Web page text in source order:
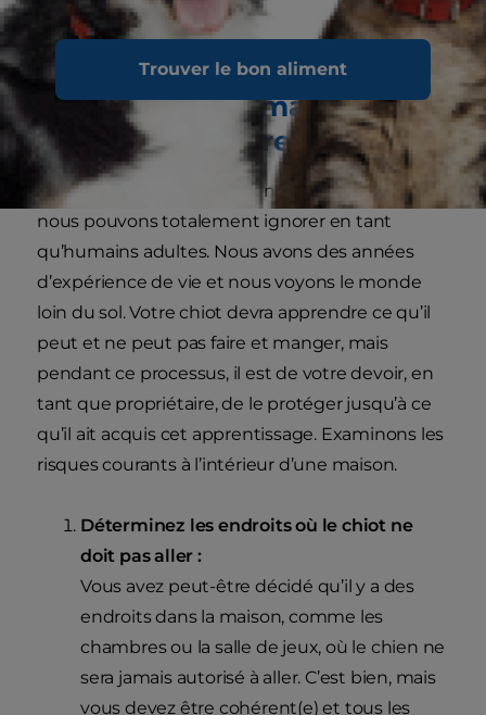
Trouver le bon aliment
Conseils essentiels pour
sécuriser votre maison afin
de protéger votre chiot
Une maison regorge de dangers potentiels que
nous pouvons totalement ignorer en tant
qu’humains adultes. Nous avons des années
d’expérience de vie et nous voyons le monde
loin du sol. Votre chiot devra apprendre ce qu’il
peut et ne peut pas faire et manger, mais
pendant ce processus, il est de votre devoir, en
tant que propriétaire, de le protéger jusqu’à ce
qu’il ait acquis cet apprentissage. Examinons les
risques courants à l’intérieur d’une maison.
Déterminez les endroits où le chiot ne
doit pas aller :
Vous avez peut-être décidé qu’il y a des
endroits dans la maison, comme les
chambres ou la salle de jeux, où le chien ne
sera jamais autorisé à aller. C’est bien, mais
vous devez être cohérent(e) et tous les